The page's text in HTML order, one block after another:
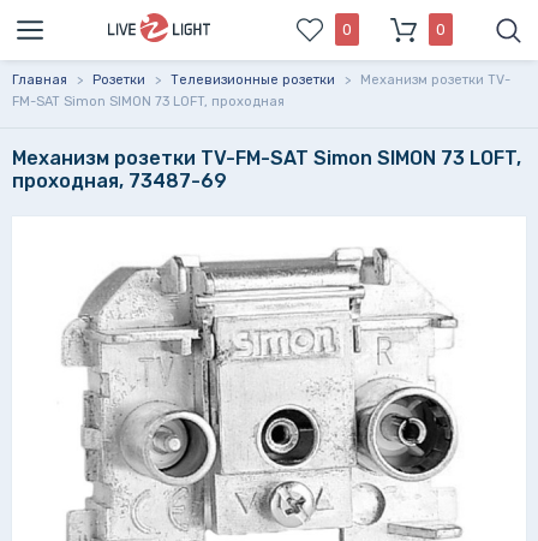
0 0
Главная > Розетки > Телевизионные розетки >
Механизм розетки TV-
FM-SAT Simon SIMON 73 LOFT, проходная
Механизм розетки TV-FM-SAT Simon SIMON 73 LOFT,
проходная, 73487-69